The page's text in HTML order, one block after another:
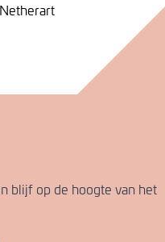
blijf op de hoogte van het